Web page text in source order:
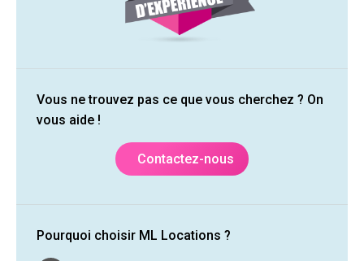
Vous ne trouvez pas ce que vous cherchez ? On
vous aide !
Contactez-nous
Pourquoi choisir ML Locations ?